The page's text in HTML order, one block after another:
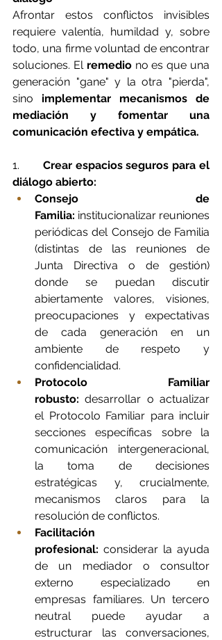
Afrontar estos conflictos invisibles
requiere valentía, humildad y, sobre
todo, una firme voluntad de encontrar
soluciones. El remedio no es que una
generación "gane" y la otra "pierda",
sino implementar mecanismos de
mediación y fomentar una
comunicación efectiva y empática.
1. Crear espacios seguros para el
diálogo abierto:
Consejo de
Familia: institucionalizar reuniones
periódicas del Consejo de Familia
(distintas de las reuniones de
Junta Directiva o de gestión)
donde se puedan discutir
abiertamente valores, visiones,
preocupaciones y expectativas
de cada generación en un
ambiente de respeto y
confidencialidad.
Protocolo Familiar
robusto: desarrollar o actualizar
el Protocolo Familiar para incluir
secciones específicas sobre la
comunicación intergeneracional,
la toma de decisiones
estratégicas y, crucialmente,
mecanismos claros para la
resolución de conflictos.
Facilitación
profesional: considerar la ayuda
de un mediador o consultor
externo especializado en
empresas familiares. Un tercero
neutral puede ayudar a
estructurar las conversaciones,